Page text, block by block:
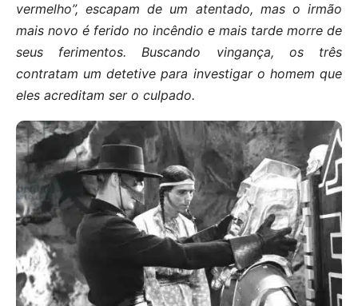
vermelho”, escapam de um atentado, mas o irmão
mais novo é ferido no incêndio e mais tarde morre de
seus ferimentos. Buscando vingança, os três
contratam um detetive para investigar o homem que
eles acreditam ser o culpado.